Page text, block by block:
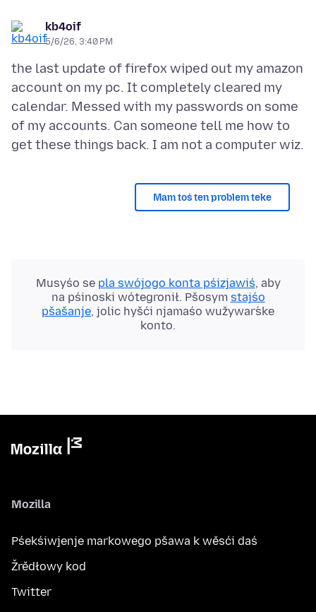
kb4oif
5/6/26, 3:40 PM
the last update of firefox wiped out my amazon
account on my pc. It completely cleared my
calendar. Messed with my passwords on some
of my accounts. Can someone tell me how to
Mam toś ten problem teke
Musyśo se pla swójogo konta pśizjawiś, aby
na pśinoski wótegronił. Pšosym stajśo
pšašanje, jolic hyšći njamaśo wužywaŕske
konto.
Mozilla
Pśekśiwjenje markowego pšawa k wěsći daś
Žrědłowy kod
Twitter